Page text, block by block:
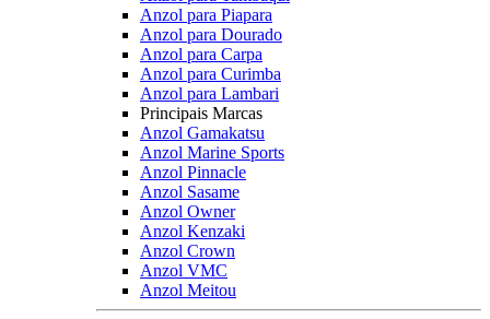
Anzol para Piapara
Anzol para Dourado
Anzol para Carpa
Anzol para Curimba
Anzol para Lambari
Principais Marcas
Anzol Gamakatsu
Anzol Marine Sports
Anzol Pinnacle
Anzol Sasame
Anzol Owner
Anzol Kenzaki
Anzol Crown
Anzol VMC
Anzol Meitou